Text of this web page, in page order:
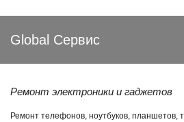
Global Сервис
Ремонт электроники и гаджетов
Ремонт телефонов, ноутбуков, планшетов,